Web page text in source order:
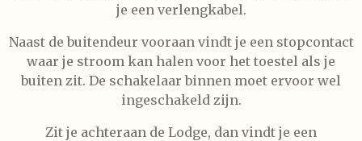
je een verlengkabel.
Naast de buitendeur vooraan vindt je een stopcontact
waar je stroom kan halen voor het toestel als je
buiten zit. De schakelaar binnen moet ervoor wel
ingeschakeld zijn.
Zit je achteraan de Lodge, dan vindt je een